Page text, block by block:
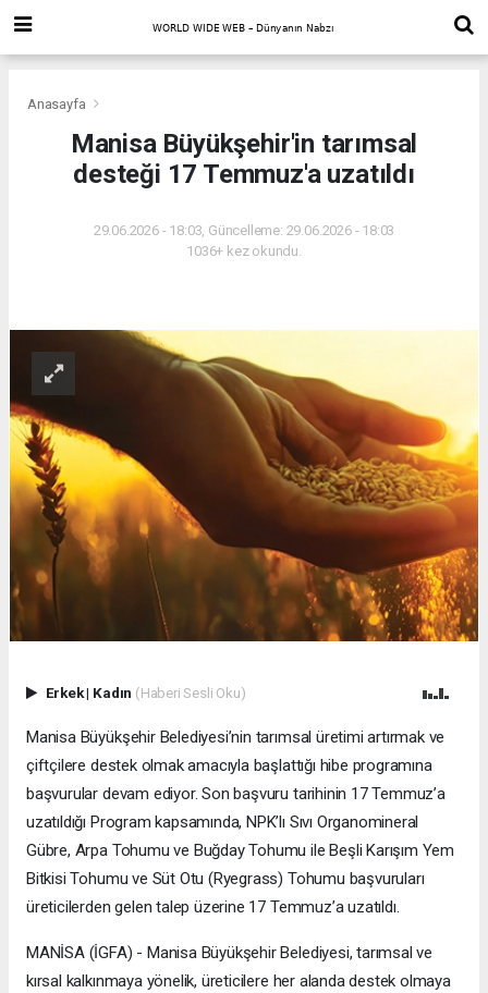
Anasayfa
Manisa Büyükşehir'in tarımsal
desteği 17 Temmuz'a uzatıldı
29.06.2026 - 18:03, Güncelleme: 29.06.2026 - 18:03
1036+ kez okundu.
Erkek| Kadın (Haberi Sesli Oku)
Manisa Büyükşehir Belediyesi’nin tarımsal üretimi artırmak ve
çiftçilere destek olmak amacıyla başlattığı hibe programına
başvurular devam ediyor. Son başvuru tarihinin 17 Temmuz’a
uzatıldığı Program kapsamında, NPK’lı Sıvı Organomineral
Gübre, Arpa Tohumu ve Buğday Tohumu ile Beşli Karışım Yem
Bitkisi Tohumu ve Süt Otu (Ryegrass) Tohumu başvuruları
üreticilerden gelen talep üzerine 17 Temmuz’a uzatıldı.
MANİSA (İGFA) - Manisa Büyükşehir Belediyesi, tarımsal ve
kırsal kalkınmaya yönelik, üreticilere her alanda destek olmaya